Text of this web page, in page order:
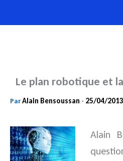
au
Le plan robotique et
ParAlain Bensoussan - 25/04/2013
Alain